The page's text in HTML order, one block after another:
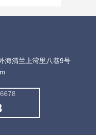
海清兰上湾里八巷9号